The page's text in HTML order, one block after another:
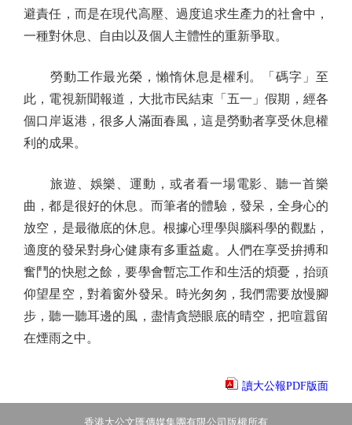
避責任，而是在現代高壓、過度追求生產力的社會中，
一種對休息、自由以及個人主體性的重新爭取。
勞動工作最光榮，懶惰休息是權利。「碼字」至
此，電視新聞報道，大批市民結束「五一」假期，經各
個口岸返港，很多人滿面春風，這是勞動者享受休息權
利的成果。
旅遊、娛樂、運動，或者看一場電影、聽一首樂
曲，都是很好的休息。而筆者的體驗，發呆，全身心的
放空，是最徹底的休息。根據心理學與腦科學的觀點，
適度的發呆對身心健康有多重益處。人們在享受拚搏和
奮鬥的快慰之餘，要學會暫忘工作和生活的煩憂，抬頭
仰望星空，對着窗外發呆。時光匆匆，我們需要放慢腳
步，聽一聽耳邊的風，盡情貪戀眼底的晴空，把喧囂留
在煙雨之中。
讀大公報PDF版面
香港大公文匯傳媒集團有限公司版權所有